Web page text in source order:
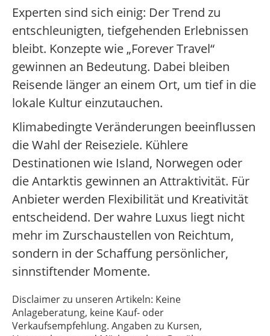
Experten sind sich einig: Der Trend zu
entschleunigten, tiefgehenden Erlebnissen
bleibt. Konzepte wie „Forever Travel“
gewinnen an Bedeutung. Dabei bleiben
Reisende länger an einem Ort, um tief in die
lokale Kultur einzutauchen.
Klimabedingte Veränderungen beeinflussen
die Wahl der Reiseziele. Kühlere
Destinationen wie Island, Norwegen oder
die Antarktis gewinnen an Attraktivität. Für
Anbieter werden Flexibilität und Kreativität
entscheidend. Der wahre Luxus liegt nicht
mehr im Zurschaustellen von Reichtum,
sondern in der Schaffung persönlicher,
sinnstiftender Momente.
Disclaimer zu unseren Artikeln: Keine
Anlageberatung, keine Kauf- oder
Verkaufsempfehlung. Angaben zu Kursen,